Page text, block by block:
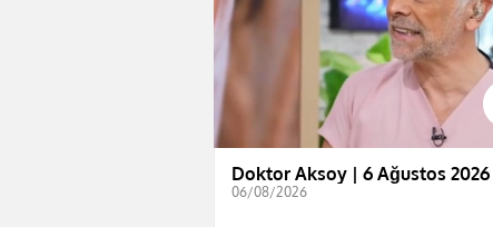
Doktor Aksoy | 6 Ağustos 2026
06/08/2026